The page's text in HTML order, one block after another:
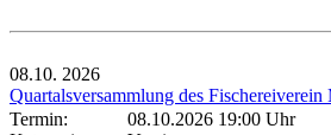
08.10. 2026
Quartalsversammlung des
Termin:
08.10.2026 19:00 Uhr